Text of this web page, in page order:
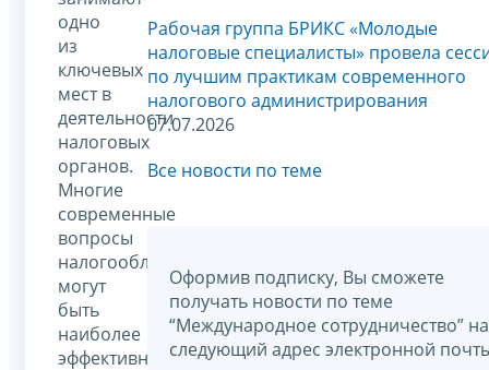
одно
из
ключевых
мест в
деятельности
налоговых
органов.
Многие
современные
вопросы
налогообложения
могут
быть
наиболее
эффективно
Рабочая группа БРИКС «Молодые
налоговые специалисты» провела
по лучшим практикам современного
налогового администрирования
07.07.2026
Все новости по теме
Оформив подписку, Вы сможете
получать новости по теме
“Международное сотрудничество” на
следующий адрес электронной